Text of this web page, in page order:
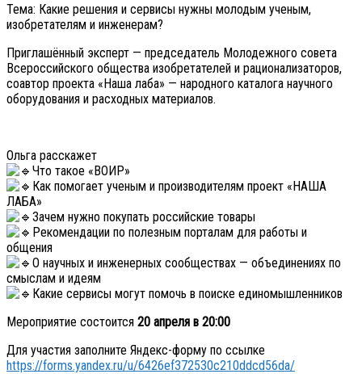
Тема: Какие решения и сервисы нужны молодым ученым,
изобретателям и инженерам?
Приглашённый эксперт — председатель Молодежного совета
Всероссийского общества изобретателей и рационализаторов,
соавтор проекта «Наша лаба» — народного каталога научного
оборудования и расходных материалов.
Ольга расскажет
Что такое «ВОИР»
Как помогает ученым и производителям проект «НАША
ЛАБА»
Зачем нужно покупать российские товары
Рекомендации по полезным порталам для работы и
общения
О научных и инженерных сообществах — объединениях по
смыслам и идеям
Какие сервисы могут помочь в поиске единомышленников
Мероприятие состоится 20 апреля в 20:00
Для участия заполните Яндекс-форму по ссылке
https://forms.yandex.ru/u/6426ef372530c210ddcd56da/